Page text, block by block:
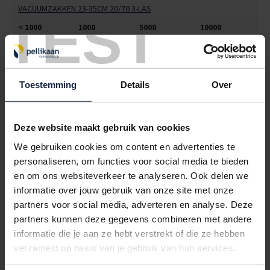
TEST
Toestemming Details Over
Deze website maakt gebruik van cookies
We gebruiken cookies om content en advertenties te
personaliseren, om functies voor social media te bieden
en om ons websiteverkeer te analyseren. Ook delen we
informatie over jouw gebruik van onze site met onze
partners voor social media, adverteren en analyse. Deze
partners kunnen deze gegevens combineren met andere
informatie die je aan ze hebt verstrekt of die ze hebben
verzameld op basis van je gebruik van hun services.
VACUUMZAKKEN 23-35CM 20/70 3-LAS
< 1000
1000 5000
10000
€123,97
5045015 €0,00
VACUUMZAKKEN 25-45CM 20/70 3-LAS
€157,50
€137,81
5045017 €0,00
VACUUMZAKKEN 30-30CM 20/70 3-LAS
< 1000
1000 5000
10000
€158,40
€138,60 €118,80 €110,88
5045021 €0,00
VACUUMZAKKEN 30-40CM 20/70 3-LAS